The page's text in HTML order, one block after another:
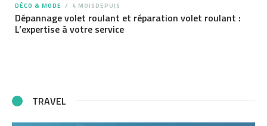
DÉCO & MODE 4 MOISDEPUIS
Dépannage volet roulant et réparation volet roulant :
L’expertise à votre service
TRAVEL